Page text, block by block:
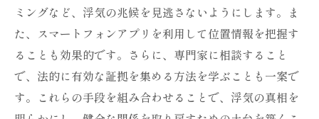
ミングなど、浮気の兆候を見逃さないようにします。ま
た、スマートフォンアプリを利用して位置情報を把握す
ることも効果的です。さらに、専門家に相談すること
で、法的に有効な証拠を集める方法を学ぶことも一案で
す。これらの手段を組み合わせることで、浮気の真相を